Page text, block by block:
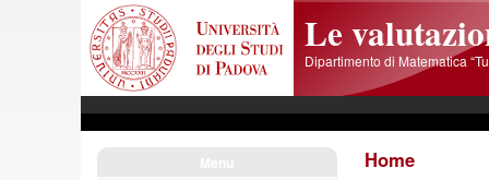
Le
Dipartimento di Matematica
Home